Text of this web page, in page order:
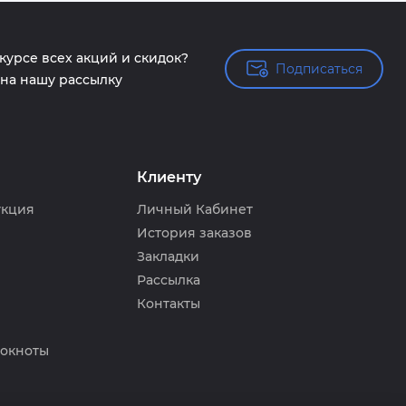
всех акций и скидок?
нашу рассылку
Подписаться
Подписаться
Клиенту
Личный Кабинет
История заказов
Закладки
Рассылка
Контакты